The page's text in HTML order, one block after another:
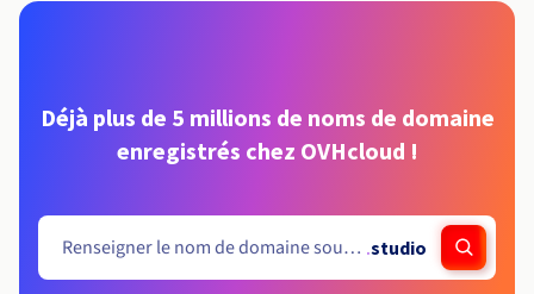
Déjà plus de 5 millions de noms de domaine
enregistrés chez OVHcloud !
.studio